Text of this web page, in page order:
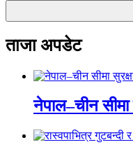
ताजा अपडेट
नेपाल–चीन सीमा